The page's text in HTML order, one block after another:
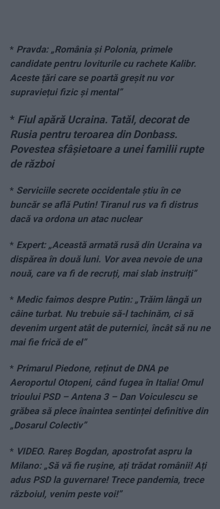
* Pravda: „România și Polonia, primele
candidate pentru loviturile cu rachete Kalibr.
Aceste țări care se poartă greșit nu vor
supraviețui fizic și mental”
* Fiul apără Ucraina. Tatăl, decorat de
Rusia pentru teroarea din Donbass.
Povestea sfâșietoare a unei familii rupte
de război
* Serviciile secrete occidentale știu în ce
buncăr se află Putin! Tiranul rus va fi distrus
dacă va ordona un atac nuclear
* Expert: „Această armată rusă din Ucraina va
dispărea în două luni. Vor avea nevoie de una
nouă, care va fi de recruți, mai slab instruiți”
* Medic faimos despre Putin: „Trăim lângă un
câine turbat. Nu trebuie să-l tachinăm, ci să
devenim urgent atât de puternici, încât să nu ne
mai fie frică de el”
* Primarul Piedone, reținut de DNA pe
Aeroportul Otopeni, când fugea în Italia! Omul
trioului PSD – Antena 3 – Dan Voiculescu se
grăbea să plece înaintea sentinței definitive din
„Dosarul Colectiv”
* VIDEO. Rareș Bogdan, apostrofat aspru la
Milano: „Să vă fie rușine, ați trădat românii! Ați
adus PSD la guvernare! Trece pandemia, trece
războiul, venim peste voi!”